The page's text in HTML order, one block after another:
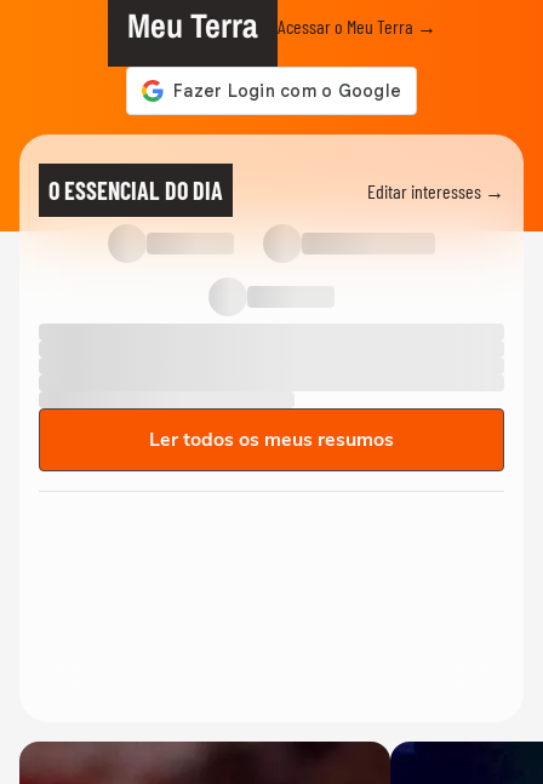
Meu Terra Acessar o Meu Terra →
O ESSENCIAL DO DIA Editar interesses →
Ler todos os meus resumos